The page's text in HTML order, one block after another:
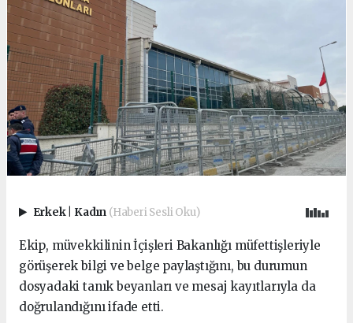
Erkek Kadın (Haberi Sesli Oku)
Ekip, müvekkilinin İçişleri Bakanlığı müfettişleriyle
görüşerek bilgi ve belge paylaştığını, bu durumun
dosyadaki tanık beyanları ve mesaj kayıtlarıyla da
doğrulandığını ifade etti.